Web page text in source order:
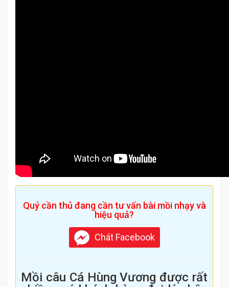
Quý cần thủ đang cần tư vấn bài mồi nhạy và
hiệu quả?
Chát Facebook
Mồi câu Cá Hùng Vương được rất